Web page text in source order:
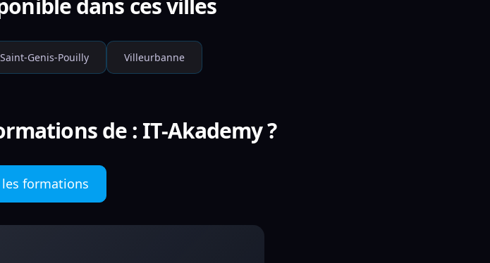
dans ces villes
Saint-Genis-Pouilly Villeurbanne
de : IT-Akademy ?
formations